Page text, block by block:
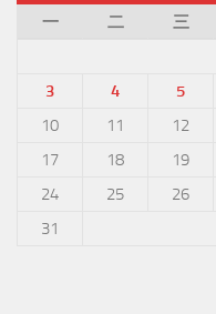
一
二 三
3
4 5
10
11 12
17
18 19
24
25 26
31